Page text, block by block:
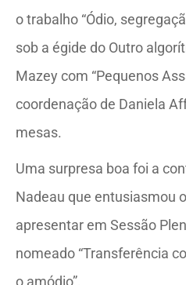
o trabalho “Ódio,
sob a égide do Outro
Mazey com “Pequenos
coordenação de Daniela
mesas.
Uma surpresa boa foi a
Nadeau que entusiasmou
apresentar em Sessão
nomeado “Transferência
o amódio”.